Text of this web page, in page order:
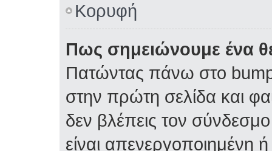
Κορυφή
Πως σημειώνουμε ένα
Πατώντας πάνω στο
στην πρώτη σελίδα και
δεν βλέπεις τον σύνδεσμο
είναι απενεργοποιημένη